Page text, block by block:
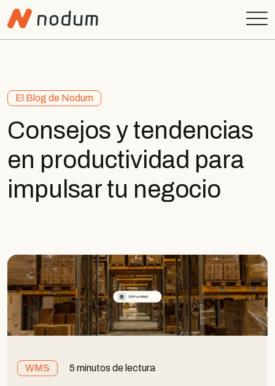
El Blog de Nodum
Consejos y tendencias
en productividad para
impulsar tu negocio
WMS 5 minutos de lectura